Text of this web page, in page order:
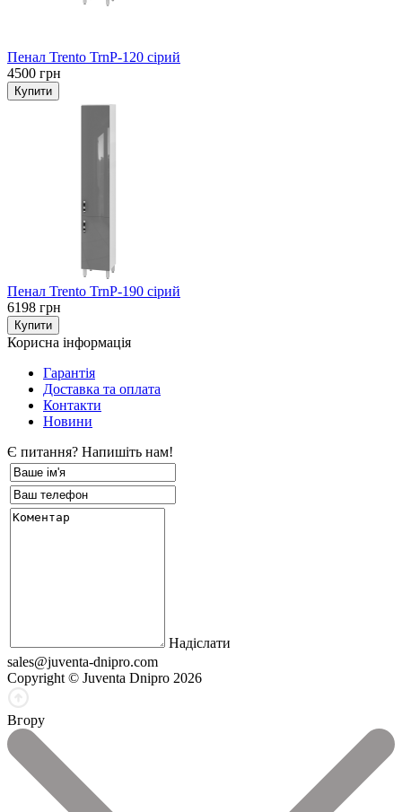
Пенал Trento TrnP-120 сірий
4500 грн
Пенал Trento TrnP-190 сірий
6198 грн
Корисна інформація
Гарантія
Доставка та оплата
Контакти
Новини
Є питання? Напишіть нам!
Надіслати
sales@juventa-dnipro.com
Copyright © Juventa Dnipro 2026
Вгору